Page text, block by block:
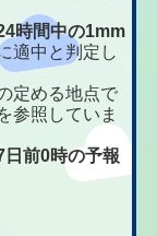
時間中の1mm
適中と判定し
定める地点で
参照していま
前0時の予報